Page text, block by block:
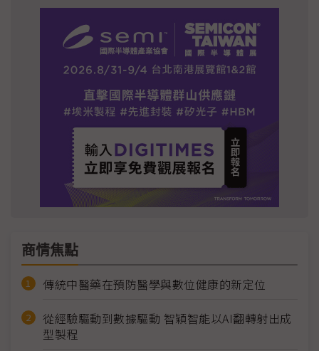
商情焦點
傳統中醫藥在預防醫學與數位健康的新定位
從經驗驅動到數據驅動 智穎智能以AI翻轉射出成
型製程